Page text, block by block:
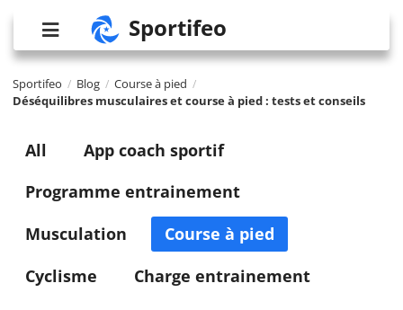
Sportifeo
Sportifeo / Blog / Course à pied /
Déséquilibres musculaires et course à pied : tests et conseils
All
App coach sportif
Programme entrainement
Musculation
Course à pied
Cyclisme
Charge entrainement